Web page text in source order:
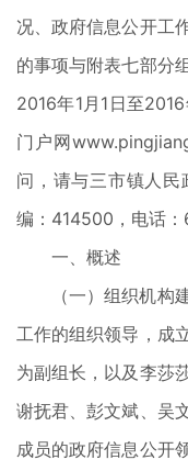
况、政府信息公开工
的事项与附表七部分
2016年1月1日至
门户网
问，请与三市镇人
编：414500，电话：
一、概述
（一）组织机
工作的组织领导，成
为副组长，以及李莎
谢抚君、彭文斌、吴
成员的政府信息公开